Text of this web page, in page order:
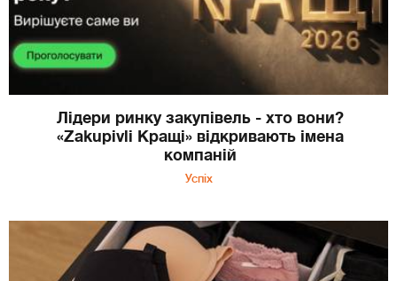
Лідери ринку закупівель - хто вони?
«Zakupivli Кращі» відкривають імена
компаній
Успіх